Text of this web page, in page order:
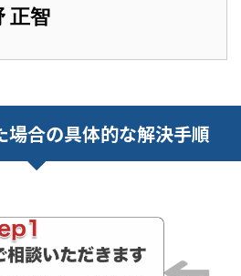
正智
場合の具体的な解決手順